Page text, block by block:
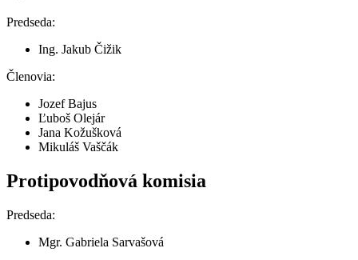
Predseda:
Ing. Jakub Čižik
Členovia:
Jozef Bajus
Ľuboš Olejár
Jana Kožušková
Mikuláš Vaščák
Protipovodňová komisia
Predseda:
Mgr. Gabriela Sarvašová